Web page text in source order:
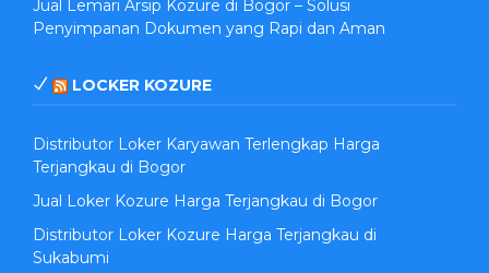
Jual Lemari Arsip Kozure di Bogor – Solusi
Penyimpanan Dokumen yang Rapi dan Aman
LOCKER KOZURE
Distributor Loker Karyawan Terlengkap Harga
Terjangkau di Bogor
Jual Loker Kozure Harga Terjangkau di Bogor
Distributor Loker Kozure Harga Terjangkau di
Sukabumi